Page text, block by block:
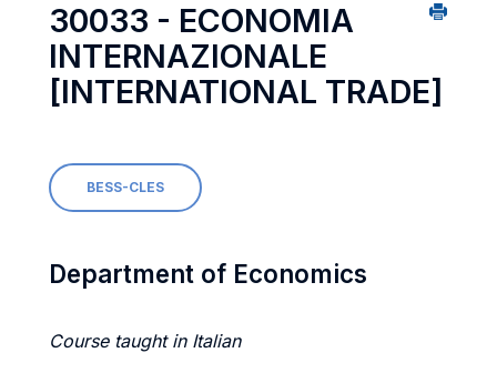
30033 - ECONOMIA
INTERNAZIONALE
[INTERNATIONAL TRADE]
BESS-CLES
Department of Economics
Course taught in Italian